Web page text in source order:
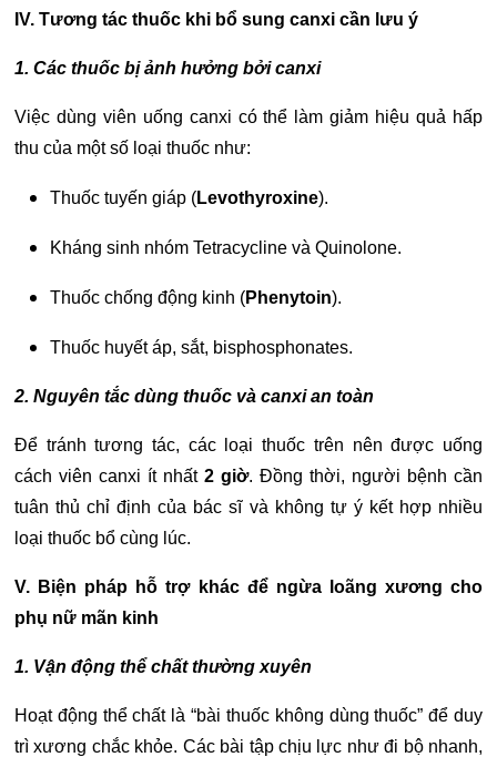
IV. Tương tác thuốc khi bổ sung canxi cần lưu ý
1. Các thuốc bị ảnh hưởng bởi canxi
Việc dùng viên uống canxi có thể làm giảm hiệu quả hấp
thu của một số loại thuốc như:
Thuốc tuyến giáp (Levothyroxine).
Kháng sinh nhóm Tetracycline và Quinolone.
Thuốc chống động kinh (Phenytoin).
Thuốc huyết áp, sắt, bisphosphonates.
2. Nguyên tắc dùng thuốc và canxi an toàn
Để tránh tương tác, các loại thuốc trên nên được uống
cách viên canxi ít nhất 2 giờ. Đồng thời, người bệnh cần
tuân thủ chỉ định của bác sĩ và không tự ý kết hợp nhiều
loại thuốc bổ cùng lúc.
V. Biện pháp hỗ trợ khác để ngừa loãng xương cho
phụ nữ mãn kinh
1. Vận động thể chất thường xuyên
Hoạt động thể chất là “bài thuốc không dùng thuốc” để duy
trì xương chắc khỏe. Các bài tập chịu lực như đi bộ nhanh,